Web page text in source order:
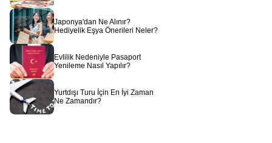
Japonya'dan Ne Alınır?
Hediyelik Eşya Önerileri Neler?
Evlilik Nedeniyle Pasaport
Yenileme Nasıl Yapılır?
Yurtdışı Turu İçin En İyi Zaman
Ne Zamandır?